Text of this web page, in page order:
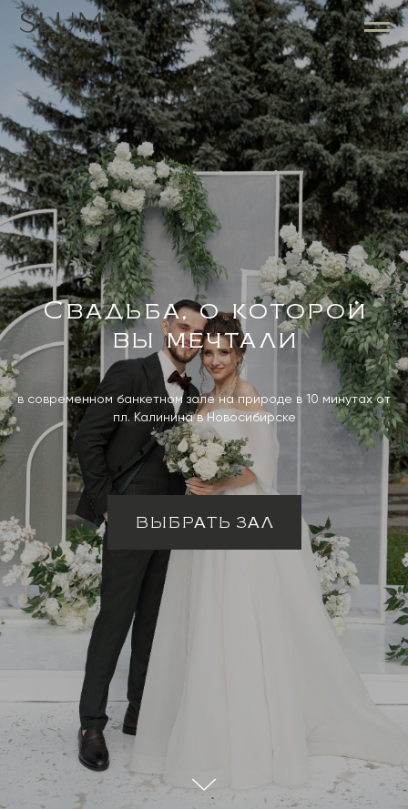
Свадьба, о которой
вы мечтали
в современном банкетном зале на природе в 10 минутах от
пл. Калинина в Новосибирске
ВЫБРАТЬ ЗАЛ